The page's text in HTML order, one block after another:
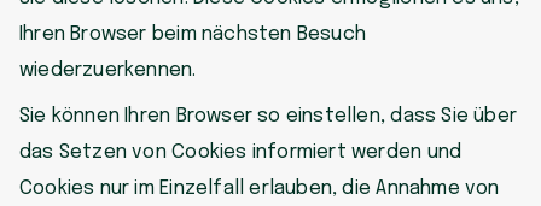
Ihren Browser beim nächsten Besuch
wiederzuerkennen.
Sie können Ihren Browser so einstellen, dass Sie über
das Setzen von Cookies informiert werden und
Cookies nur im Einzelfall erlauben, die Annahme von